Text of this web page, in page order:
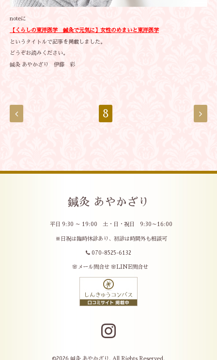
noteに
【くらしの東洋医学 鍼灸で元気に】 女性のめまいと東洋医学
というタイトルで記事を掲載しました。
どうぞお読みください。
鍼灸 あやかざり 伊藤 彩
8
鍼灸 あやかざり
平日 9:30 ～ 19:00 土・日・祝日 9:30～16:00
※日祝は臨時休診あり、初診は時間外も相談可
070-8525-6132
🌸メール問合せ 🌸LINE問合せ